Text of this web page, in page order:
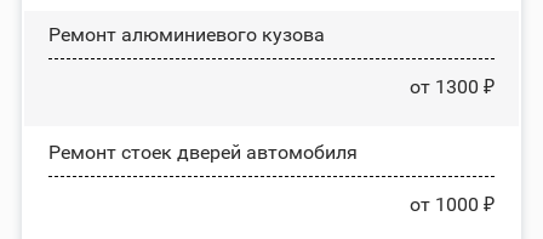
Ремонт алюминиевого кузова
от 1300 ₽
Ремонт стоек дверей автомобиля
от 1000 ₽